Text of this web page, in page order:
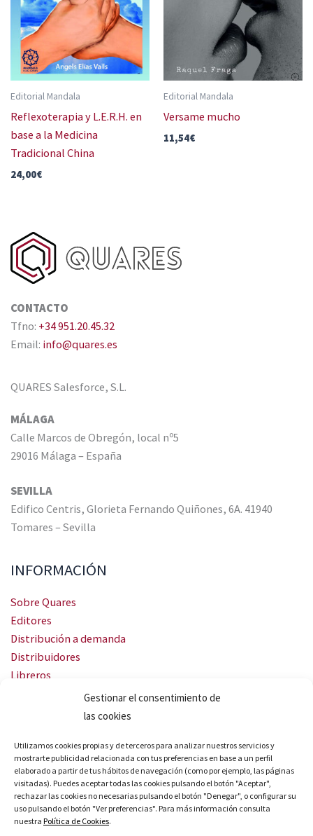
Gestionar el consentimiento de
las cookies
Utilizamos cookies propias y de terceros para analizar nuestros servicios y
mostrarte publicidad relacionada con tus preferencias en base a un perfil
elaborado a partir de tus hábitos de navegación (como por ejemplo, las páginas
visitadas). Puedes aceptar todas las cookies pulsando el botón "Aceptar",
rechazar las cookies no necesarias pulsando el botón "Denegar", o configurar su
uso pulsando el botón "Ver preferencias". Para más información consulta
nuestra Política de Cookies.
Editorial Mandala
Reflexoterapia y L.E.R.H. en
base a la Medicina
Tradicional China
24,00€
Editorial Mandala
Versame mucho
11,54€
CONTACTO
Tfno: +34 951.20.45.32
Email: info@quares.es
QUARES Salesforce, S.L.
MÁLAGA
Calle Marcos de Obregón, local nº5
29016 Málaga – España
SEVILLA
Edifico Centris, Glorieta Fernando Quiñones, 6A. 41940
Tomares – Sevilla
INFORMACIÓN
Sobre Quares
Editores
Distribución a demanda
Distribuidores
Libreros
Servicio Landingweb
Crea tu audiobook